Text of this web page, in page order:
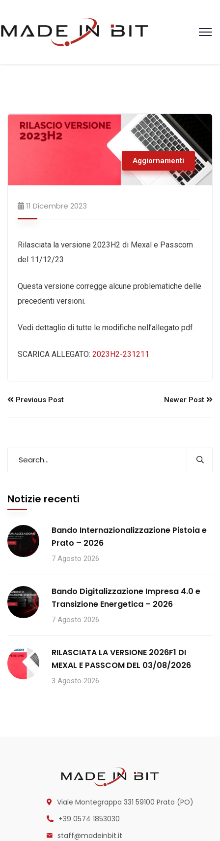
Aggiornamenti
11 Dicembre 2023
Rilasciata la versione 2023H2 di Mexal e Passcom
del 11/12/23
Questa versione corregge alcune problematiche delle
precedenti versioni.
Vedi dettaglio di tutte le modifiche nell’allegato pdf.
SCARICA ALLEGATO: 2023H2-231211
Previous Post Newer Post
Notizie recenti
Bando Internazionalizzazione Pistoia e
Prato – 2026
7 Agosto 2026
Bando Digitalizzazione Impresa 4.0 e
Transizione Energetica – 2026
7 Agosto 2026
RILASCIATA LA VERSIONE 2026F1 DI
MEXAL E PASSCOM DEL 03/08/2026
3 Agosto 2026
Viale Montegrappa 331 59100 Prato (PO)
+39 0574 1853030
staff@madeinbit.it